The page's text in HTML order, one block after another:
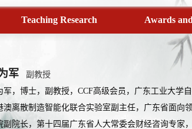
Teaching Research Awards
军
副教授
军，博士，副教授，CCF高级会员，广东工业大学
澳离散制造智能化联合实验室副主任，广东省面向
副院长，第十四届广东省人大常委会财经咨询专家